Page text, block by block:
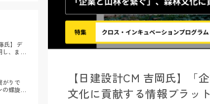
【日建設計CM 吉岡氏】「
文化に貢献する情報プラッ
氏】デ
し、まち
がりで
の螺旋」